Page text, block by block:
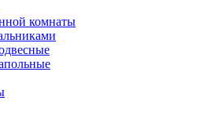
комнаты